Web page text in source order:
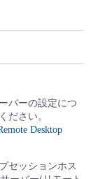
バーの設定につ
ださい。
Desktop
セッションホス